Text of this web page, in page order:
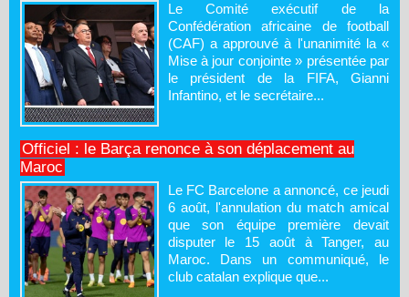
Le Comité exécutif de la
Confédération africaine de football
(CAF) a approuvé à l'unanimité la «
Mise à jour conjointe » présentée par
le président de la FIFA, Gianni
Infantino, et le secrétaire...
Officiel : le Barça renonce à son déplacement au
Maroc
Le FC Barcelone a annoncé, ce jeudi
6 août, l'annulation du match amical
que son équipe première devait
disputer le 15 août à Tanger, au
Maroc. Dans un communiqué, le
club catalan explique que...